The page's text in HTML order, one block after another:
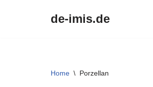
de-imis.de
Home \ Porzellan